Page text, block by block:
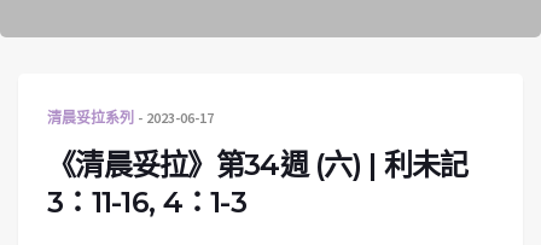
清晨妥拉系列 2023-06-17
《清晨妥拉》第34週 (六) | 利未記
3：11-16, 4：1-3